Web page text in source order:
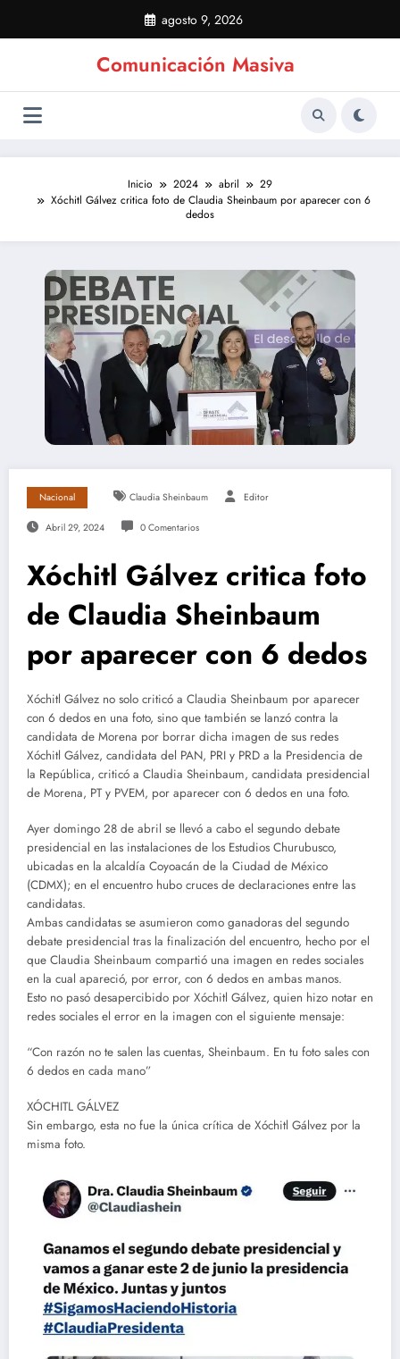
contenido
agosto 9, 2026
Comunicación Masiva
Inicio 2024 abril
29
Xóchitl Gálvez critica foto de Claudia Sheinbaum por aparecer con 6
dedos
Nacional Claudia Sheinbaum Editor
Abril 29, 2024 0 Comentarios
Xóchitl Gálvez critica foto
de Claudia Sheinbaum
por aparecer con 6 dedos
Xóchitl Gálvez no solo criticó a Claudia Sheinbaum por aparecer
con 6 dedos en una foto, sino que también se lanzó contra la
candidata de Morena por borrar dicha imagen de sus redes
Xóchitl Gálvez, candidata del PAN, PRI y PRD a la Presidencia de
la República, criticó a Claudia Sheinbaum, candidata presidencial
de Morena, PT y PVEM, por aparecer con 6 dedos en una foto.
Ayer domingo 28 de abril se llevó a cabo el segundo debate
presidencial en las instalaciones de los Estudios Churubusco,
ubicadas en la alcaldía Coyoacán de la Ciudad de México
(CDMX); en el encuentro hubo cruces de declaraciones entre las
candidatas.
Ambas candidatas se asumieron como ganadoras del segundo
debate presidencial tras la finalización del encuentro, hecho por el
que Claudia Sheinbaum compartió una imagen en redes sociales
en la cual apareció, por error, con 6 dedos en ambas manos.
Esto no pasó desapercibido por Xóchitl Gálvez, quien hizo notar en
redes sociales el error en la imagen con el siguiente mensaje:
“Con razón no te salen las cuentas, Sheinbaum. En tu foto sales con
6 dedos en cada mano”
XÓCHITL GÁLVEZ
Sin embargo, esta no fue la única crítica de Xóchitl Gálvez por la
misma foto.